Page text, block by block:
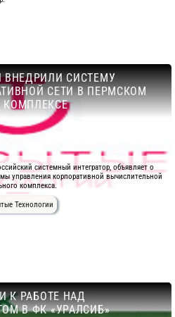
ВНЕДРИЛИ СИСТЕМУ
СЕТИ В ПЕРМСКОМ
системный интегратор, объявляет о
управления корпоративной вычислительной
комплекса.
Технологии
К РАБОТЕ НАД
В ФК «УРАЛСИБ»